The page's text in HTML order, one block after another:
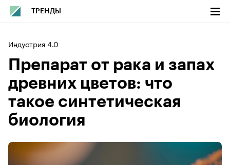
ТРЕНДЫ
Индустрия 4.0
Препарат от рака и запах
древних цветов: что
такое синтетическая
биология